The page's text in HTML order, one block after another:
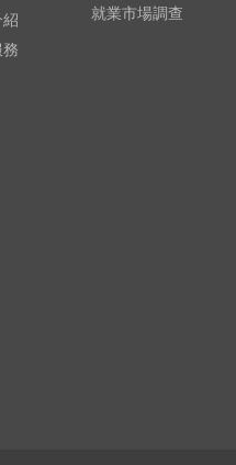
就業市場調查